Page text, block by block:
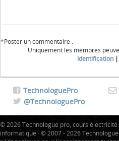
*Poster un commentaire :
Uniquement les membres
Identification|
TechnologuePro
@TechnologuePro
© 2026 Technologue pro, cours
informatique · © 2007 - 2026